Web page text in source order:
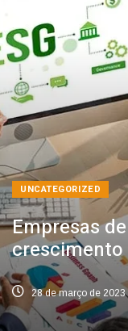
UNCATEGORIZED
Empresas
crescimento
28 de março de 2023